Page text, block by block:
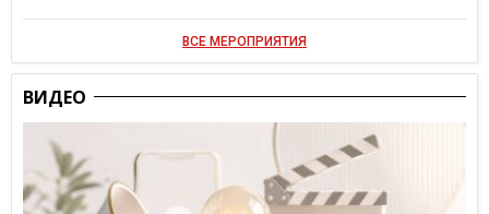
ВСЕ МЕРОПРИЯТИЯ
ВИДЕО